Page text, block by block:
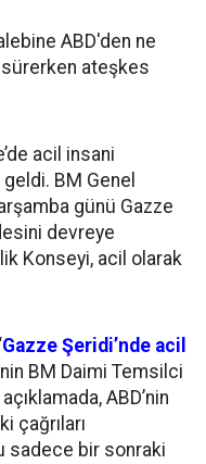
ABD'den ne
sürerken ateşkes
acil insani
geldi. BM Genel
günü Gazze
devreye
Konseyi, acil olarak
Gazze Şeridi’nde acil
BM Daimi Temsilci
ABD’nin
çağrıları
sadece bir sonraki